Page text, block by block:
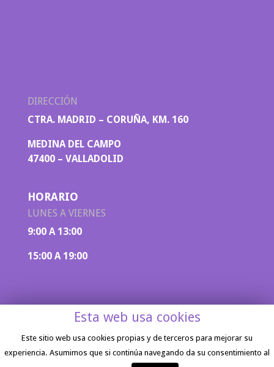
DIRECCIÓN
CTRA. MADRID – CORUÑA, KM. 160
MEDINA DEL CAMPO
47400 – VALLADOLID
HORARIO
LUNES A VIERNES
9:00 A 13:00
15:00 A 19:00
Aviso legal|Política de privacidad| Diseño
Esta web usa cookies
Este sitio web usa cookies propias y de terceros para mejorar su
experiencia. Asumimos que si continúa navegando da su consentimiento al